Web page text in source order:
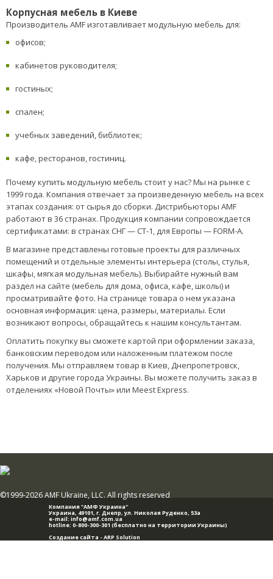
Корпусная мебель в Киеве
Производитель AMF изготавливает модульную мебель для:
офисов;
кабинетов руководителя;
гостиных;
спален;
учебных заведений, библиотек;
кафе, ресторанов, гостиниц.
Почему купить модульную мебель стоит у нас? Мы на рынке с
1999 года. Компания отвечает за произведенную мебель на всех
этапах создания: от сырья до сборки. Дистрибьюторы AMF
работают в 36 странах. Продукция компании сопровождается
сертификатами: в странах СНГ — СТ-1, для Европы — FORM-A.
В магазине представлены готовые проекты для различных
помещений и отдельные элементы интерьера (столы, стулья,
шкафы, мягкая модульная мебель). Выбирайте нужный вам
раздел на сайте (мебель для дома, офиса, кафе, школы) и
просматривайте фото. На странице товара о нем указана
основная информация: цена, размеры, материалы. Если
возникают вопросы, обращайтесь к нашим консультантам.
Оплатить покупку вы сможете картой при оформлении заказа,
банковским переводом или наложенным платежом после
получения. Мы отправляем товар в Киев, Днепропетровск,
Харьков и другие города Украины. Вы можете получить заказ в
отделениях «Новой Почты» или Meest Express.
Компания "АМФ Украина"
Украина, 49101, г. Днепр,ул. Николая Руденко, 53а
e-mail: info@amf.com.ua
hotline: 0-800-300-301 (бесплатно на территории Украины)
Создание сайта -ARP Solution
©1999-2026 AMF Ukraine, LLC. All rights reserved